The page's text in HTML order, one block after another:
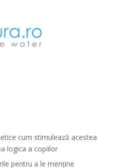
cum stimulează acestea
logica a copiilor
pentru a le menține